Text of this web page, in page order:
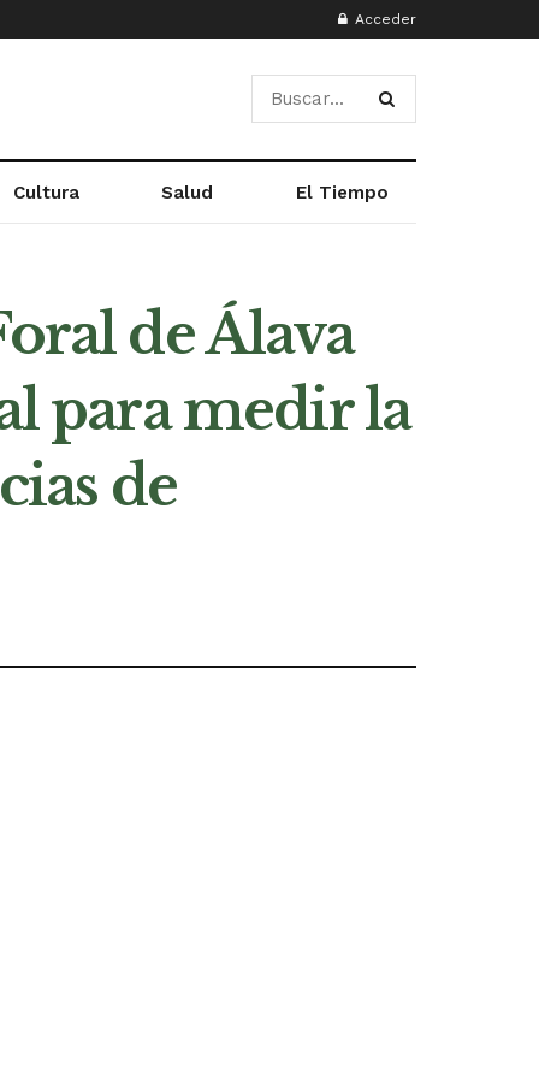
Acceder
Cultura Salud El Tiempo
de Álava
para medir la
de